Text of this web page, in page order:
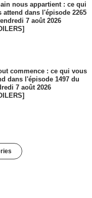
nous appartient : ce qui
attend dans l'épisode 2265
7 août 2026
commence : ce qui vous
dans l'épisode 1497 du
7 août 2026